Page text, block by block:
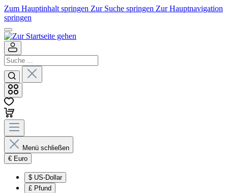
Zum Hauptinhalt springen Zur Suche springen Zur Hauptnavigation
springen
Menü schließen
€ Euro
$ US-Dollar
£ Pfund